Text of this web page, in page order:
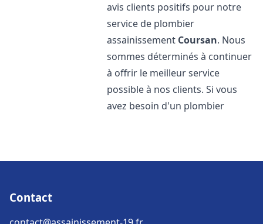
avis clients positifs pour notre
service de plombier
assainissement Coursan. Nous
sommes déterminés à continuer
à offrir le meilleur service
possible à nos clients. Si vous
avez besoin d'un plombier
Contact